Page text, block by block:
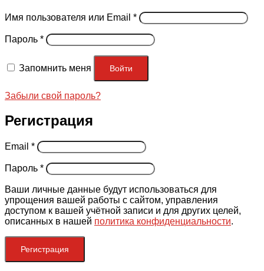
Имя пользователя или Email *
Пароль *
Запомнить меня Войти
Забыли свой пароль?
Регистрация
Email *
Пароль *
Ваши личные данные будут использоваться для
упрощения вашей работы с сайтом, управления
доступом к вашей учётной записи и для других целей,
описанных в нашей политика конфиденциальности.
Регистрация